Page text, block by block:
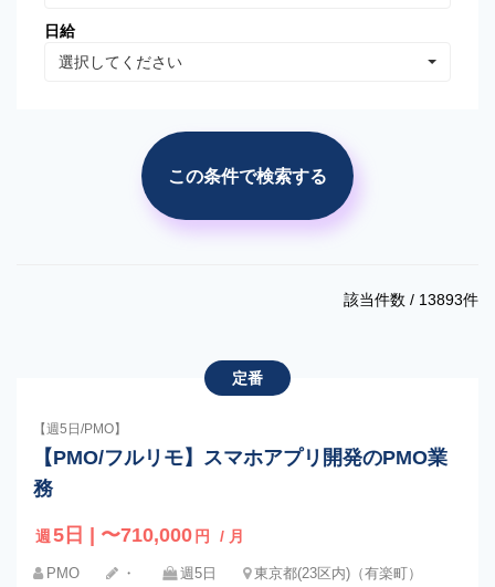
市場調査・分析 競合調査・分析
日給
選択してください
この条件で検索する
該当件数 / 13893件
定番
【週5日/PMO】
【PMO/フルリモ】スマホアプリ開発のPMO業
務
週 5日 | 〜710,000 円 / 月
PMO ・ 週5日 東京都(23区内)（有楽町）